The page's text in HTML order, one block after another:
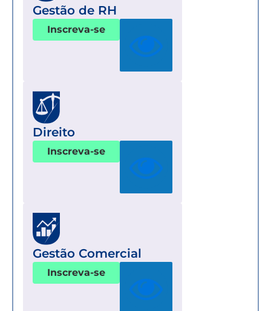
Gestão de RH
Inscreva-se
Direito
Inscreva-se
Gestão Comercial
Inscreva-se